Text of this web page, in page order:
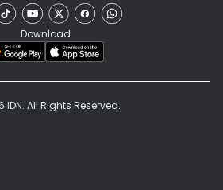
Download
IDN. All Rights Reserved.